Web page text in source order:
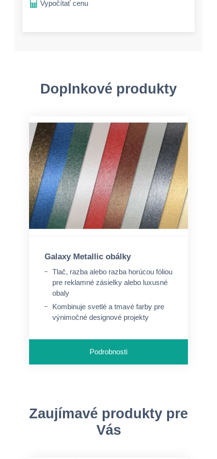
Vypočítať cenu
Doplnkové produkty
Galaxy Metallic obálky
Tlač, razba alebo razba horúcou fóliou
pre reklamné zásielky alebo luxusné
obaly
Kombinuje svetlé a tmavé farby pre
výnimočné designové projekty
Podrobnosti
Zaujímavé produkty pre
Vás